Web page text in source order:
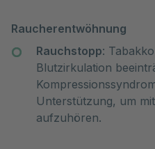
Raucherentwöhnung
Rauchstopp:
Blutzirkulation
Unterstützung, um
aufzuhören.